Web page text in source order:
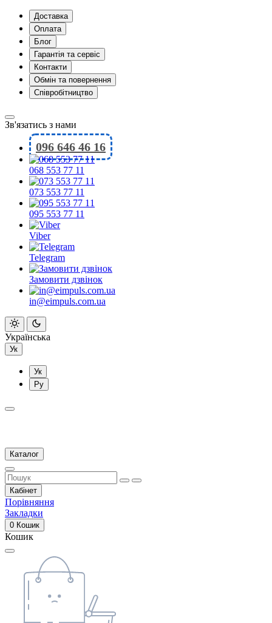
Доставка
Оплата
Блог
Гарантія та сервіс
Контакти
Обмін та повернення
Співробітництво
Зв'язатись з нами
096 646 46 16
068 553 77 11
073 553 77 11
095 553 77 11
Viber
Telegram
Замовити дзвінок
in@eimpuls.com.ua
Українська
Ук
Ук
Ру
Каталог
Кабінет
Порівняння
Закладки
0 Кошик
Кошик